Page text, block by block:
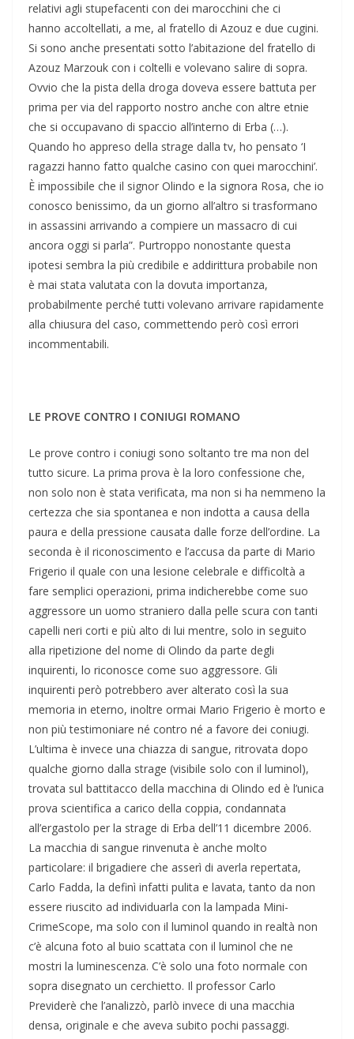
relativi agli stupefacenti con dei marocchini che ci
hanno accoltellati, a me, al fratello di Azouz e due cugini.
Si sono anche presentati sotto l’abitazione del fratello di
Azouz Marzouk con i coltelli e volevano salire di sopra.
Ovvio che la pista della droga doveva essere battuta per
prima per via del rapporto nostro anche con altre etnie
che si occupavano di spaccio all’interno di Erba (…).
Quando ho appreso della strage dalla tv, ho pensato ‘I
ragazzi hanno fatto qualche casino con quei marocchini’.
È impossibile che il signor Olindo e la signora Rosa, che io
conosco benissimo, da un giorno all’altro si trasformano
in assassini arrivando a compiere un massacro di cui
ancora oggi si parla”. Purtroppo nonostante questa
ipotesi sembra la più credibile e addirittura probabile non
è mai stata valutata con la dovuta importanza,
probabilmente perché tutti volevano arrivare rapidamente
alla chiusura del caso, commettendo però così errori
incommentabili.
LE PROVE CONTRO I CONIUGI ROMANO
Le prove contro i coniugi sono soltanto tre ma non del
tutto sicure. La prima prova è la loro confessione che,
non solo non è stata verificata, ma non si ha nemmeno la
certezza che sia spontanea e non indotta a causa della
paura e della pressione causata dalle forze dell’ordine. La
seconda è il riconoscimento e l’accusa da parte di Mario
Frigerio il quale con una lesione celebrale e difficoltà a
fare semplici operazioni, prima indicherebbe come suo
aggressore un uomo straniero dalla pelle scura con tanti
capelli neri corti e più alto di lui mentre, solo in seguito
alla ripetizione del nome di Olindo da parte degli
inquirenti, lo riconosce come suo aggressore. Gli
inquirenti però potrebbero aver alterato così la sua
memoria in eterno, inoltre ormai Mario Frigerio è morto e
non più testimoniare né contro né a favore dei coniugi.
L’ultima è invece una chiazza di sangue, ritrovata dopo
qualche giorno dalla strage (visibile solo con il luminol),
trovata sul battitacco della macchina di Olindo ed è l’unica
prova scientifica a carico della coppia, condannata
all’ergastolo per la strage di Erba dell’11 dicembre 2006.
La macchia di sangue rinvenuta è anche molto
particolare: il brigadiere che asserì di averla repertata,
Carlo Fadda, la definì infatti pulita e lavata, tanto da non
essere riuscito ad individuarla con la lampada Mini-
CrimeScope, ma solo con il luminol quando in realtà non
c’è alcuna foto al buio scattata con il luminol che ne
mostri la luminescenza. C’è solo una foto normale con
sopra disegnato un cerchietto. Il professor Carlo
Previderè che l’analizzò, parlò invece di una macchia
densa, originale e che aveva subito pochi passaggi.